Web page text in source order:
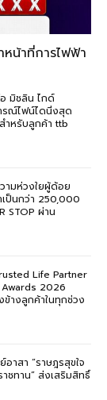
หน้าที่การไฟฟ้า
มิชลิน ไกด์
รณ์ไฟน์ไดนิ่งสุด
ำหรับลูกค้า ttb
ามห่วงใยผู้ด้อย
ป็นกว่า 250,000
STOP ผ่าน
Life Partner
Awards 2026
างลูกค้าในทุกช่วง
าสา “ราษฎรสุขใจ
ชทาน” ส่งเสริมสิทธิ์